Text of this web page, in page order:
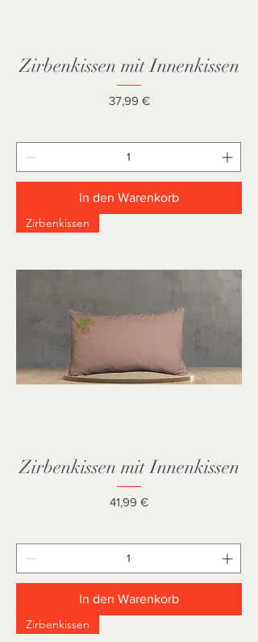
Zirbenkissen mit Innenkissen
Preis
37,99 €
In den Warenkorb
Zirbenkissen
Zirbenkissen mit Innenkissen
Preis
41,99 €
In den Warenkorb
Zirbenkissen